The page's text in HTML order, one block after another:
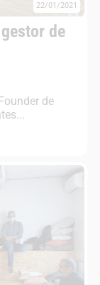
22/01/2021
de
de